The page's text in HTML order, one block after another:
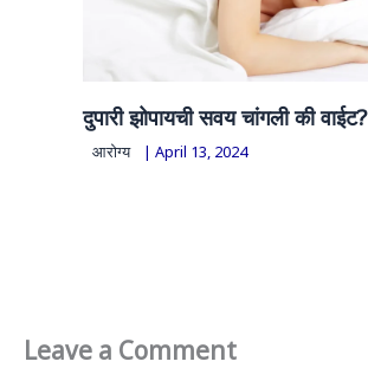
दुपारी झोपायची सवय चांगली की वाईट?
आरोग्य | April 13, 2024
Leave a Comment